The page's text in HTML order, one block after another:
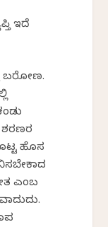
ಇದೆ
ಬರೋಣ.
ಹೊಸ
ಎಂಬ